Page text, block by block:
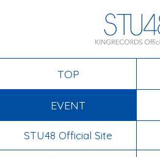
TOP
EVENT
STU48 Official Site